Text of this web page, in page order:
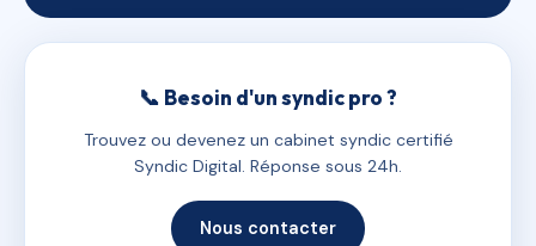
📞 Besoin d'un syndic pro ?
Trouvez ou devenez un cabinet syndic certifié
Syndic Digital. Réponse sous 24h.
Nous contacter